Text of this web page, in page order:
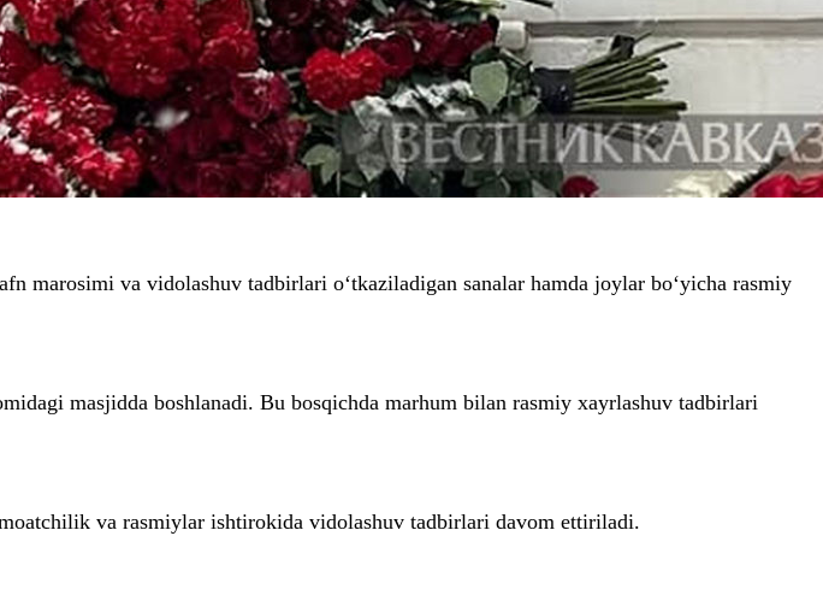
va vidolashuv tadbirlari o‘tkaziladigan sanalar hamda joylar bo‘yicha rasmiy
masjidda boshlanadi. Bu bosqichda marhum bilan rasmiy xayrlashuv tadbirlari
va rasmiylar ishtirokida vidolashuv tadbirlari davom ettiriladi.